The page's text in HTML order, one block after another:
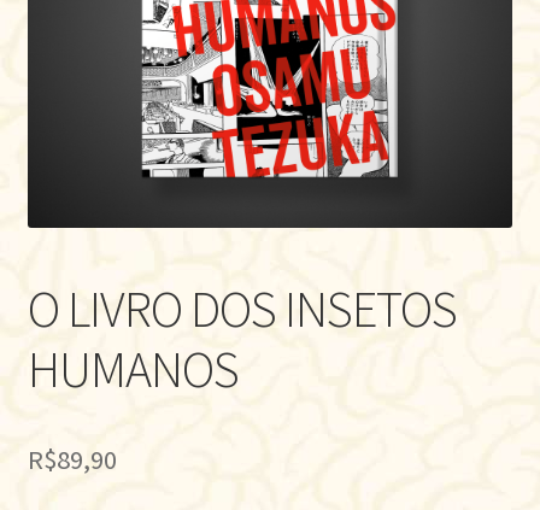
O LIVRO DOS INSETOS
HUMANOS
R$89,90